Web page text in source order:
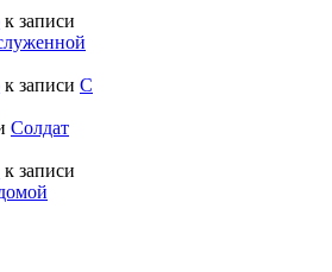
к записи
к записи С
Солдат
к записи